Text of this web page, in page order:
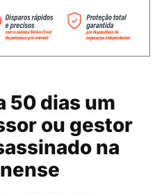
50 dias um
ou gestor
na